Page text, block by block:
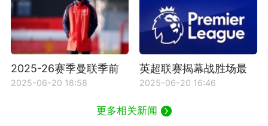
2025-26赛季曼联季前
赛赛程安排及时间详情
2025-06-20 18:58
英超联赛揭幕战胜场最
多的球队有哪些？
2025-06-20 16:46
更多相关新闻